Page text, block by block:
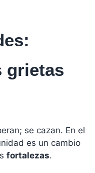
grietas
se cazan. En el
es un cambio
fortalezas.